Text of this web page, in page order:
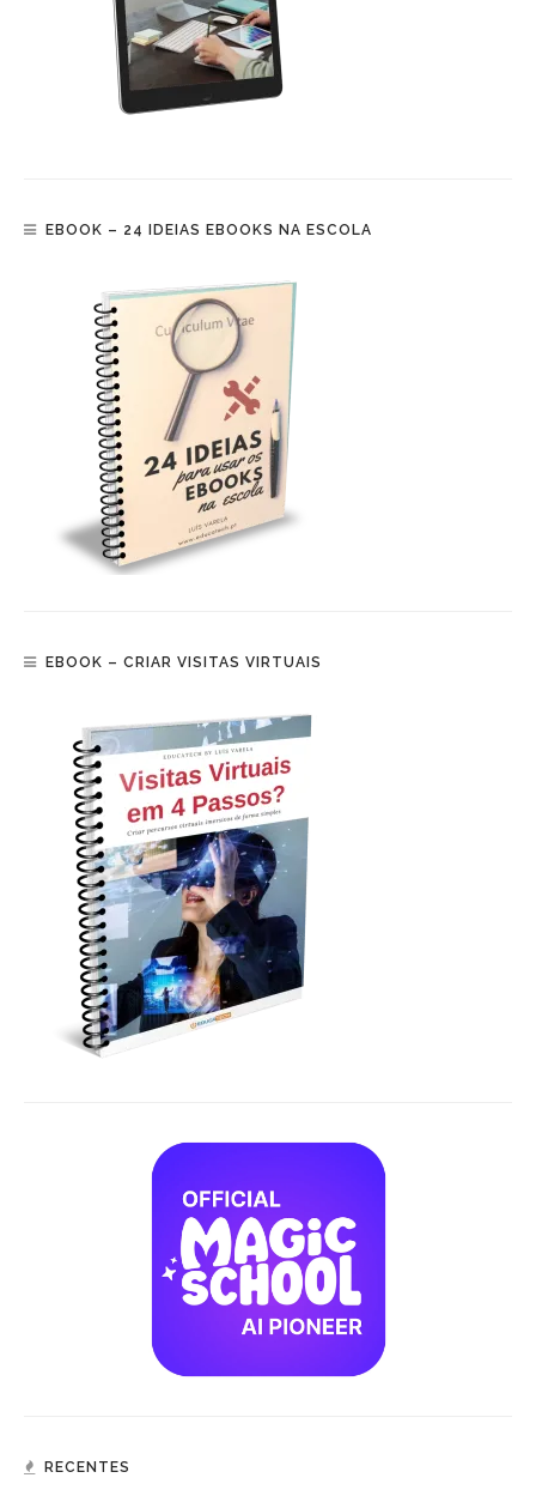
EBOOK – 24 IDEIAS EBOOKS NA ESCOLA
EBOOK – CRIAR VISITAS VIRTUAIS
RECENTES